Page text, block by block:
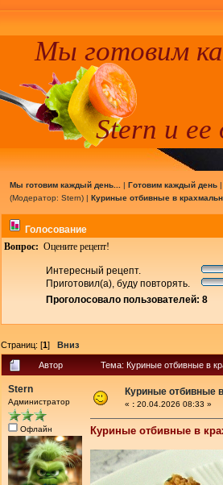
Мы готовим
Stern и ее
Мы готовим каждый день... | Готовим каждый день
(Модератор: Stern) | Куриные отбивные в
Голосование
Вопрос: Оцените рецепт!
Интересный рецепт.
Приготовил(а), буду повторять.
Проголосовало пользователей: 8
Страниц: [1] Вниз
Автор Тема: Куриные отбивные в
Stern
Администратор
Офлайн
Куриные отбивные
« : 20.04.2026 08:33 »
Куриные отбивные в